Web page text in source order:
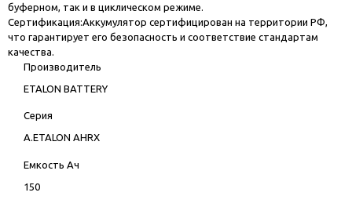
буферном, так и в циклическом режиме.
Сертификация:Аккумулятор сертифицирован на территории РФ,
что гарантирует его безопасность и соответствие стандартам
качества.
Производитель
ETALON BATTERY
Серия
A.ETALON AHRX
Емкость Ач
150